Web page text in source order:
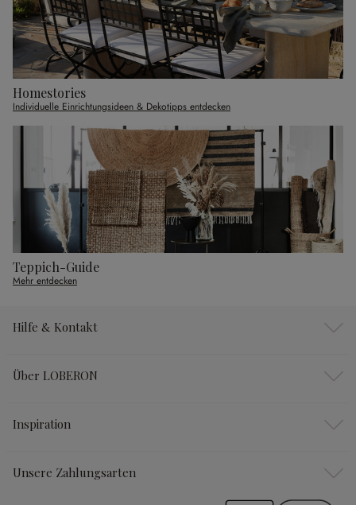
Homestories
Individuelle Einrichtungsideen & Dekotipps entdecken
Teppich-Guide
Mehr entdecken
Hilfe & Kontakt
Über LOBERON
Inspiration
Unsere Zahlungsarten